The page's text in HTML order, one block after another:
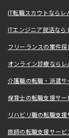
IT転職スカウトならレ
ITエンジニア就活な
フリーランスの案件
オンライン診療ならレ
介護職の転職・派遣
保育士の転職支援サ
リハビリ職の転職支
医師の転職支援サー